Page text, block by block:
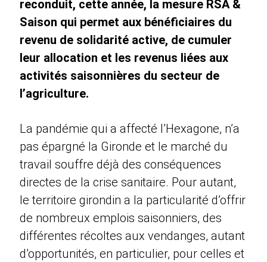
reconduit, cette année, la mesure RSA &
Saison qui permet aux bénéficiaires du
revenu de solidarité active, de cumuler
leur allocation et les revenus liées aux
activités saisonnières du secteur de
l’agriculture.
La pandémie qui a affecté l’Hexagone, n’a
pas épargné la Gironde et le marché du
travail souffre déjà des conséquences
directes de la crise sanitaire. Pour autant,
le territoire girondin a la particularité d’offrir
de nombreux emplois saisonniers, des
différentes récoltes aux vendanges, autant
d’opportunités, en particulier, pour celles et